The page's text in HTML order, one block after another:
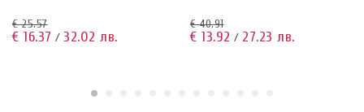
€ 25.57
€ 16.37 / 32.02 лв.
€ 40.91
€ 13.92 / 27.23 лв.